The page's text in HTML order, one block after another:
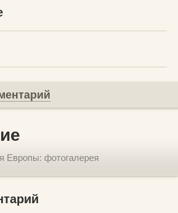
Европы: фотогалерея